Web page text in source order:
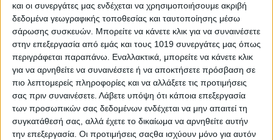
και οι συνεργάτες μας ενδέχεται να χρησιμοποιήσουμε ακριβή
δεδομένα γεωγραφικής τοποθεσίας και ταυτοποίησης μέσω
σάρωσης συσκευών. Μπορείτε να κάνετε κλικ για να συναινέσετε
στην επεξεργασία από εμάς και τους 1019 συνεργάτες μας όπως
περιγράφεται παραπάνω. Εναλλακτικά, μπορείτε να κάνετε κλικ
για να αρνηθείτε να συναινέσετε ή να αποκτήσετε πρόσβαση σε
πιο λεπτομερείς πληροφορίες και να αλλάξετε τις προτιμήσεις
σας πριν συναινέσετε. Λάβετε υπόψη ότι κάποια επεξεργασία
των προσωπικών σας δεδομένων ενδέχεται να μην απαιτεί τη
συγκατάθεσή σας, αλλά έχετε το δικαίωμα να αρνηθείτε αυτήν
την επεξεργασία. Οι προτιμήσεις σαςθα ισχύουν μόνο για αυτόν
Η στήριξη της οικογένειας και η ουσιαστική
ενίσχυση των νέων γονιών αποτελεί
βασική προτεραιότητα. Η κα Καζάνη, με
συνέπεια και σταθερότητα, συνεχίζει να
διεκδικεί λύσεις και να ασκεί πίεση στην
κυβέρνηση που επιλέγει την αδράνεια.